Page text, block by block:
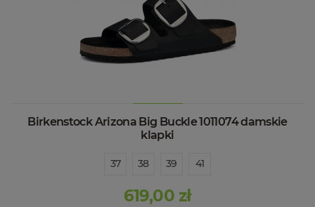
Birkenstock Arizona Big Buckle 1011074 damskie
klapki
37 38 39 41
619,00 zł